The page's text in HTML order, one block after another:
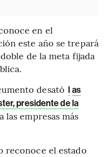
en el
este año se trepará
de la meta fijada
desató las
presidente de la
las empresas más
reconoce el estado